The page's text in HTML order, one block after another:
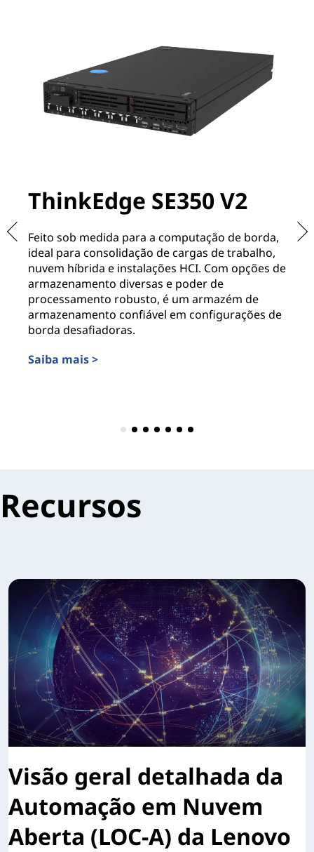
ThinkEdge SE350 V2
Feito sob medida para a computação de borda,
ideal para consolidação de cargas de trabalho,
nuvem híbrida e instalações HCI. Com opções de
armazenamento diversas e poder de
processamento robusto, é um armazém de
armazenamento confiável em configurações de
borda desafiadoras.
Saiba mais >
Recursos
Visão geral detalhada da
Automação em Nuvem
Aberta (LOC-A) da Lenovo